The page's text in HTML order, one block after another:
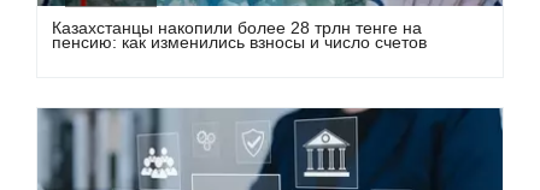
Казахстанцы накопили более 28 трлн тенге на
пенсию: как изменились взносы и число счетов